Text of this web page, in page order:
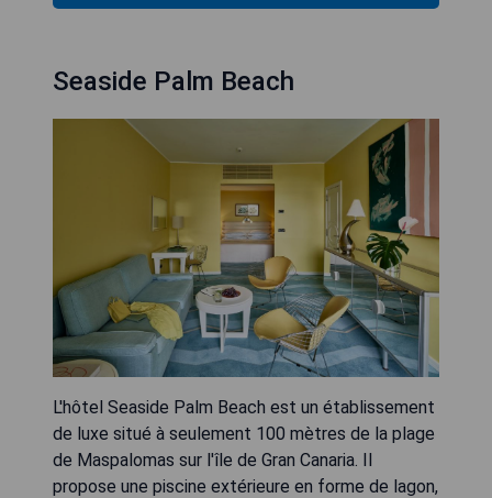
Seaside Palm Beach
L'hôtel Seaside Palm Beach est un établissement
de luxe situé à seulement 100 mètres de la plage
de Maspalomas sur l'île de Gran Canaria. Il
propose une piscine extérieure en forme de lagon,